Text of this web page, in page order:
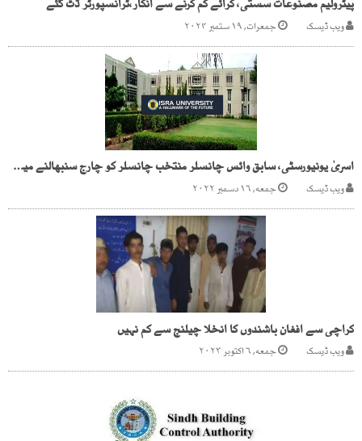
پیٹرولیم مصنوعات سستی، کرائے کم کرنے سے انکار،ٹرانسپورٹر ڈٹ گئے
ویب ڈیسک جمعرات, ۱۹ ستمبر ۲۰۲۴
اسریٰ یونیورسٹی، سابق وائس چانسلر منتخب چانسلر کو چارج سنبھالنے میں رکاوٹ بن گئے
ویب ڈیسک جمعه, ۱۶ دسمبر ۲۰۲۲
کراچی سے افغان باشندوں کا انخلا چیلنج سے کم نہیں
ویب ڈیسک جمعه, ۶ اکتوبر ۲۰۲۳